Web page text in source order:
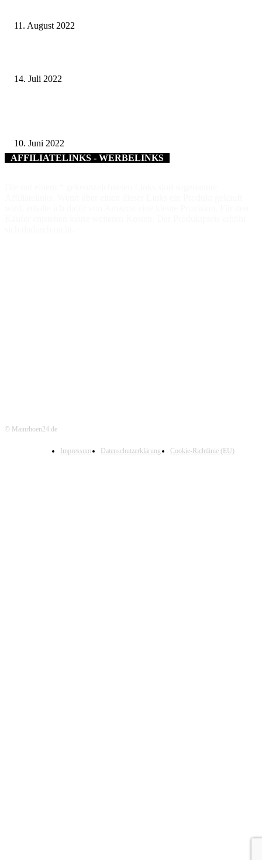
11. August 2022
14. Juli 2022
10. Juni 2022
AFFILIATELINKS - WERBELINKS
© Mainrhoen24.de
Impressum Datenschutzerklärung Cookie-Richtlinie (EU)